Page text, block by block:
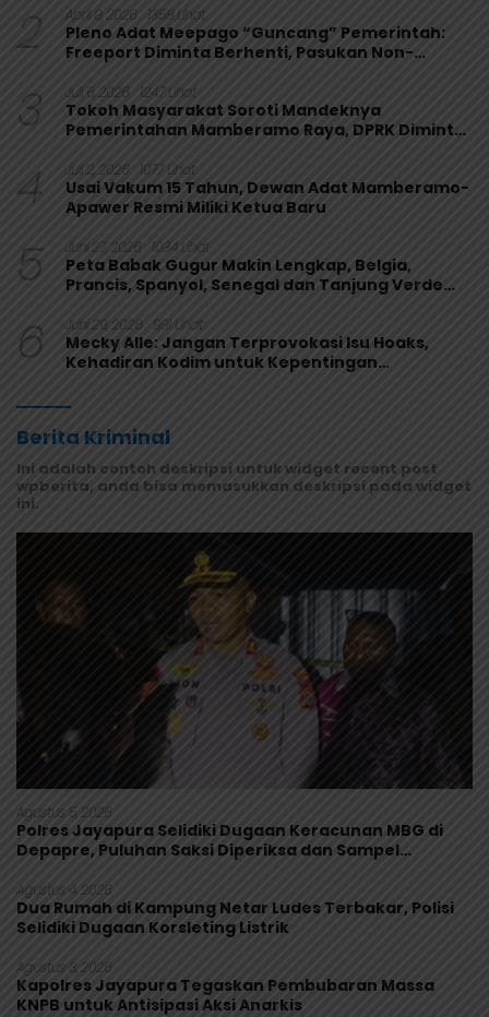
2 April 9, 2026 1358 Lihat
Pleno Adat Meepago “Guncang” Pemerintah:
Freeport Diminta Berhenti, Pasukan Non-
3 Juli 6, 2026 1247 Lihat
Tokoh Masyarakat Soroti Mandeknya
Pemerintahan Mamberamo Raya, DPRK Diminta
4 Juli 2, 2026 1077 Lihat
Usai Vakum 15 Tahun, Dewan Adat Mamberamo-
Apawer Resmi Miliki Ketua Baru
5 Juni 27, 2026 1034 Lihat
Peta Babak Gugur Makin Lengkap, Belgia,
Prancis, Spanyol, Senegal dan Tanjung Verde
6 Juni 29, 2026 991 Lihat
Mecky Alle: Jangan Terprovokasi Isu Hoaks,
Kehadiran Kodim untuk Kepentingan
Berita Kriminal
Ini adalah contoh deskripsi untuk widget recent post
wpberita, anda bisa memasukkan deskripsi pada widget
ini.
Agustus 5, 2026
Polres Jayapura Selidiki Dugaan Keracunan MBG di
Depapre, Puluhan Saksi Diperiksa dan Sampel
Agustus 4, 2026
Dua Rumah di Kampung Netar Ludes Terbakar, Polisi
Selidiki Dugaan Korsleting Listrik
Agustus 3, 2026
Kapolres Jayapura Tegaskan Pembubaran Massa
KNPB untuk Antisipasi Aksi Anarkis